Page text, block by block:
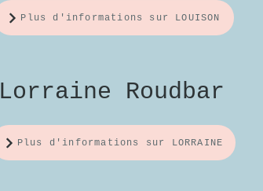
Plus d'informations sur LOUISON
Lorraine Roudbar
Plus d'informations sur LORRAINE